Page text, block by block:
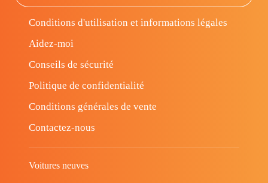
Conditions d'utilisation et informations légales
Aidez-moi
Conseils de sécurité
Politique de confidentialité
Conditions générales de vente
Contactez-nous
Voitures neuves